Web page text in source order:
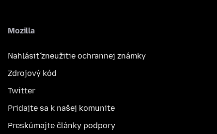
Mozilla
Nahlásiť zneužitie ochrannej známky
Zdrojový kód
Twitter
Pridajte sa k našej komunite
Preskúmajte články podpory